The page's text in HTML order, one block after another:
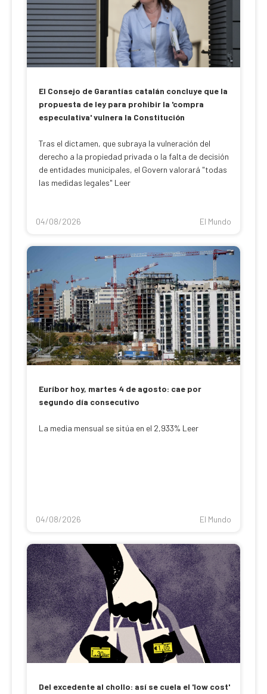
El Consejo de Garantías catalán concluye que la
propuesta de ley para prohibir la 'compra
especulativa' vulnera la Constitución
Tras el dictamen, que subraya la vulneración del
derecho a la propiedad privada o la falta de decisión
de entidades municipales, el Govern valorará "todas
las medidas legales" Leer
04/08/2026 El Mundo
Euríbor hoy, martes 4 de agosto: cae por
segundo día consecutivo
La media mensual se sitúa en el 2,933% Leer
04/08/2026 El Mundo
Del excedente al chollo: así se cuela el 'low cost'